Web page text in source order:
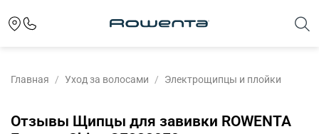
Главная Уход за волосами Электрощипцы и плойки
Отзывы Щипцы для завивки ROWENTA